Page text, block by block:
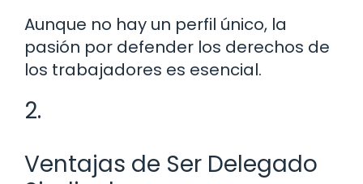
Aunque no hay un perfil único, la
pasión por defender los derechos de
los trabajadores es esencial.
2.
Ventajas de Ser Delegado